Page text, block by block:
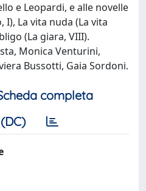
e Leopardi, e alle novelle
I), La vita nuda (La vita
(La giara, VIII).
Monica Venturini,
Bussotti, Gaia Sordoni.
completa